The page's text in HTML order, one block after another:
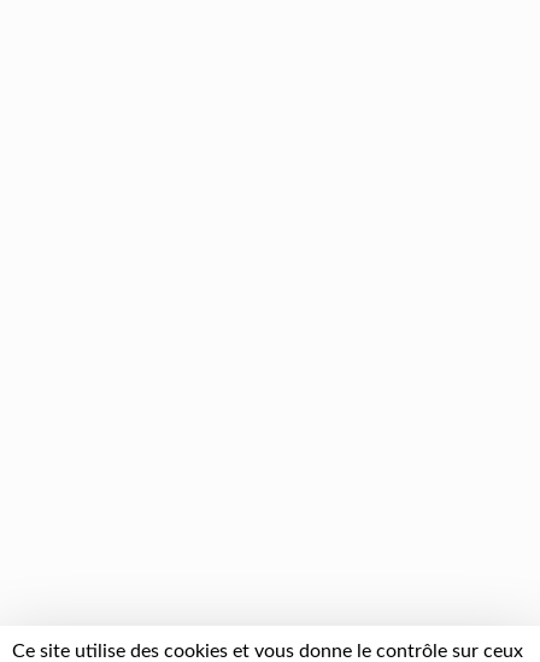
Ce site utilise des cookies et vous donne le contrôle sur ceux